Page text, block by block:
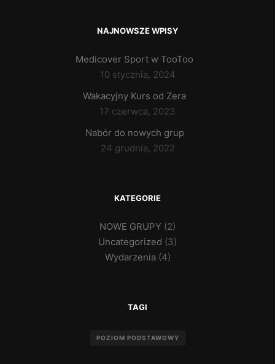
NAJNOWSZE WPISY
Medicover Sport w TooToo
10 stycznia, 2024
Wakacyjny Kurs od Zera
17 czerwca, 2023
Nabór do nowych grup
24 grudnia, 2022
KATEGORIE
NOWE GRUPY (2)
Uncategorized (3)
Wydarzenia(4)
TAGI
POZIOM PODSTAWOWY